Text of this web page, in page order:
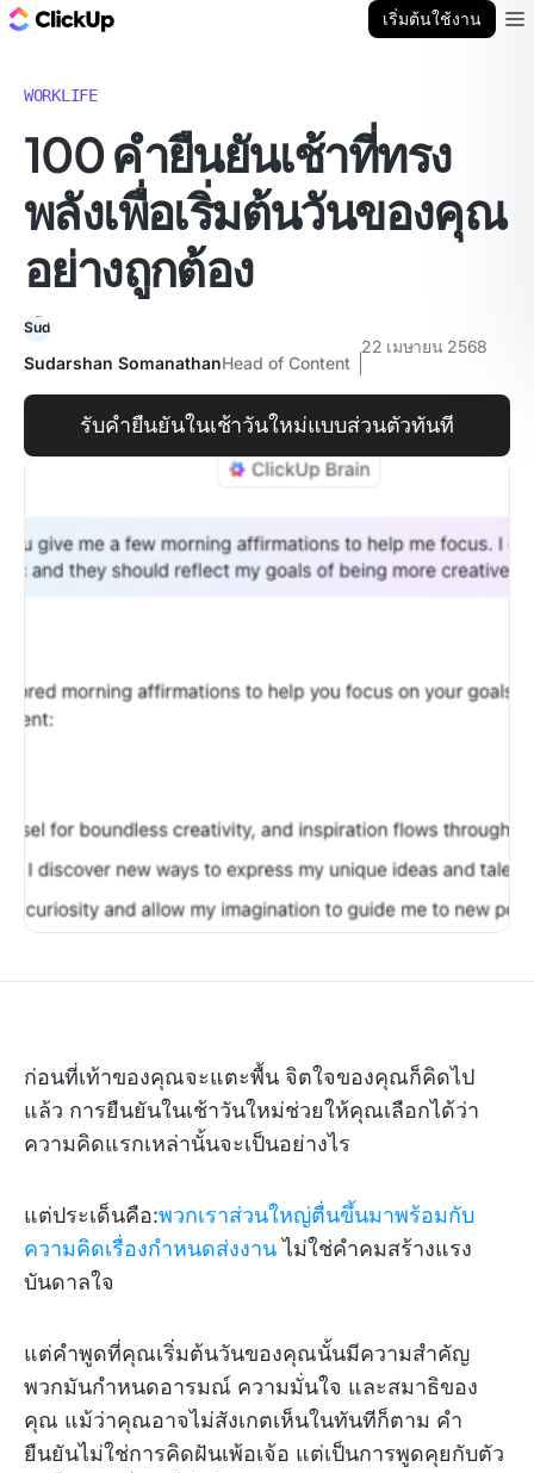
เริ่มต้นใช้งาน
WORKLIFE
100 คำยืนยันเช้าที่ทรง
พลังเพื่อเริ่มต้นวันของคุณ
อย่างถูกต้อง
Sudarshan SomanathanHead of Content
22 เมษายน 2568
รับคำยืนยันในเช้าวันใหม่แบบส่วนตัวทันที
ก่อนที่เท้าของคุณจะแตะพื้น จิตใจของคุณก็คิดไป
แล้ว การยืนยันในเช้าวันใหม่ช่วยให้คุณเลือกได้ว่า
ความคิดแรกเหล่านั้นจะเป็นอย่างไร
แต่ประเด็นคือ:พวกเราส่วนใหญ่ตื่นขึ้นมาพร้อมกับ
ความคิดเรื่องกำหนดส่งงานไม่ใช่คำคมสร้างแรง
บันดาลใจ
แต่คำพูดที่คุณเริ่มต้นวันของคุณนั้นมีความสำคัญ
พวกมันกำหนดอารมณ์ ความมั่นใจ และสมาธิของ
คุณ แม้ว่าคุณอาจไม่สังเกตเห็นในทันทีก็ตาม คำ
ยืนยันไม่ใช่การคิดฝันเพ้อเจ้อ แต่เป็นการพูดคุยกับตัว